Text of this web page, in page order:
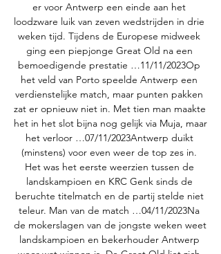
er voor Antwerp een einde aan het
loodzware luik van zeven wedstrijden in drie
weken tijd. Tijdens de Europese midweek
ging een piepjonge Great Old na een
bemoedigende prestatie …11/11/2023Op
het veld van Porto speelde Antwerp een
verdienstelijke match, maar punten pakken
zat er opnieuw niet in. Met tien man maakte
het in het slot bijna nog gelijk via Muja, maar
het verloor …07/11/2023Antwerp duikt
(minstens) voor even weer de top zes in.
Het was het eerste weerzien tussen de
landskampioen en KRC Genk sinds de
beruchte titelmatch en de partij stelde niet
teleur. Man van de match …04/11/2023Na
de mokerslagen van de jongste weken weet
landskampioen en bekerhouder Antwerp